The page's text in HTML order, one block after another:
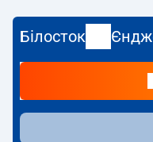
курсують також інші
ціну квитка і
завершує маршрут на
Білосток